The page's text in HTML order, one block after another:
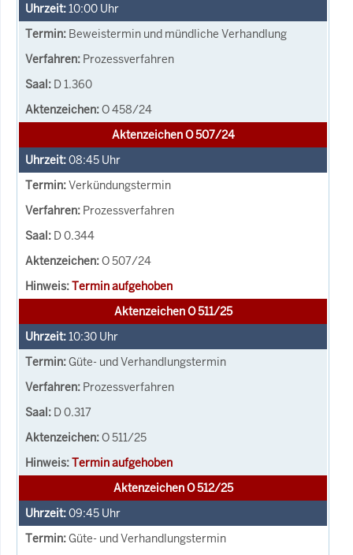
10:00 Uhr
Beweistermin und mündliche Verhandlung
Prozessverfahren
D 1.360
O 458/24
Aktenzeichen O 507/24
08:45 Uhr
Verkündungstermin
Prozessverfahren
D 0.344
O 507/24
Termin aufgehoben
Aktenzeichen O 511/25
10:30 Uhr
Güte- und Verhandlungstermin
Prozessverfahren
D 0.317
O 511/25
Termin aufgehoben
Aktenzeichen O 512/25
09:45 Uhr
Güte- und Verhandlungstermin